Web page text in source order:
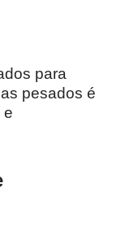
para
pesados é
e